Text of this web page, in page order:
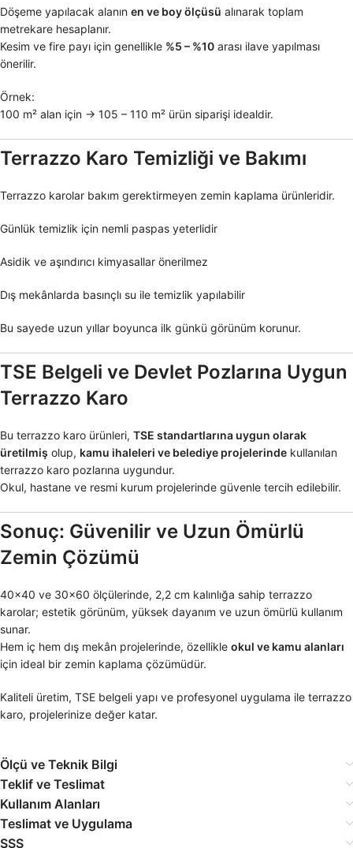
Döşeme yapılacak alanın en ve boy ölçüsü alınarak toplam
metrekare hesaplanır.
Kesim ve fire payı için genellikle %5 – %10 arası ilave yapılması
önerilir.
Örnek:
100 m² alan için → 105 – 110 m² ürün siparişi idealdir.
Terrazzo Karo Temizliği ve Bakımı
Terrazzo karolar bakım gerektirmeyen zemin kaplama ürünleridir.
Günlük temizlik için nemli paspas yeterlidir
Asidik ve aşındırıcı kimyasallar önerilmez
Dış mekânlarda basınçlı su ile temizlik yapılabilir
Bu sayede uzun yıllar boyunca ilk günkü görünüm korunur.
TSE Belgeli ve Devlet Pozlarına Uygun
Terrazzo Karo
Bu terrazzo karo ürünleri, TSE standartlarına uygun olarak
üretilmiş olup, kamu ihaleleri ve belediye projelerinde kullanılan
terrazzo karo pozlarına uygundur.
Okul, hastane ve resmi kurum projelerinde güvenle tercih edilebilir.
Sonuç: Güvenilir ve Uzun Ömürlü
Zemin Çözümü
40×40 ve 30×60 ölçülerinde, 2,2 cm kalınlığa sahip terrazzo
karolar; estetik görünüm, yüksek dayanım ve uzun ömürlü kullanım
sunar.
Hem iç hem dış mekân projelerinde, özellikle okul ve kamu alanları
için ideal bir zemin kaplama çözümüdür.
Kaliteli üretim, TSE belgeli yapı ve profesyonel uygulama ile terrazzo
karo, projelerinize değer katar.
Ölçü ve Teknik Bilgi
Teklif ve Teslimat
Kullanım Alanları
Teslimat ve Uygulama
SSS